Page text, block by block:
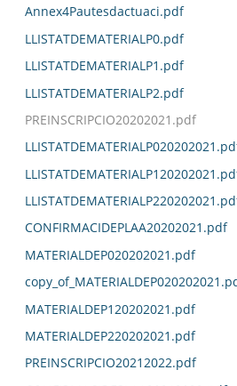
Annex4Pautesdactuaci.pdf
LLISTATDEMATERIALP0.pdf
LLISTATDEMATERIALP1.pdf
LLISTATDEMATERIALP2.pdf
PREINSCRIPCIO20202021.pdf
CONFIRMACIDEPLAA20202021.pdf
MATERIALDEP020202021.pdf
MATERIALDEP120202021.pdf
MATERIALDEP220202021.pdf
PREINSCRIPCIO20212022.pdf